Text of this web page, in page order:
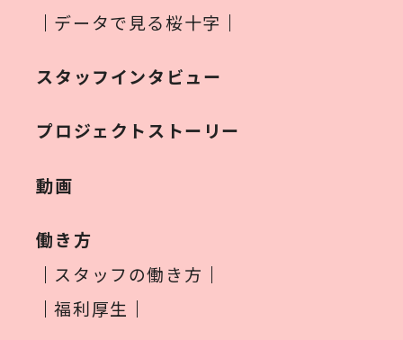
データで見る桜十字
スタッフインタビュー
プロジェクトストーリー
動画
働き方
スタッフの働き方
福利厚生